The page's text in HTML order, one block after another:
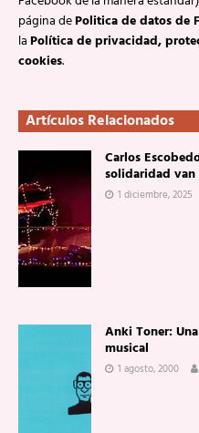
página dePolitica de datos de
laPolítica de privacidad,
cookies.
Artículos Relacionados
Carlos
solidaridad van
1 diciembre, 2025
Anki Toner:
musical
1 agosto, 2000